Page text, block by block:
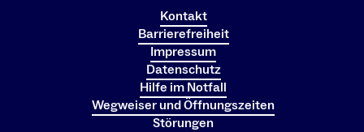
Kontakt
Barrierefreiheit
Impressum
Datenschutz
Hilfe im Notfall
Wegweiser und Öffnungszeiten
Störungen